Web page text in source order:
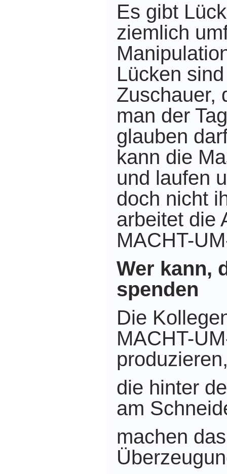
Es gibt
ziemlich
Lücken
Zuschauer,
man der
glauben
kann die
und laufen
doch nicht
arbeitet die
MACHT-
Wer kann,
spenden
Die
MACHT-
die hinter
am
machen